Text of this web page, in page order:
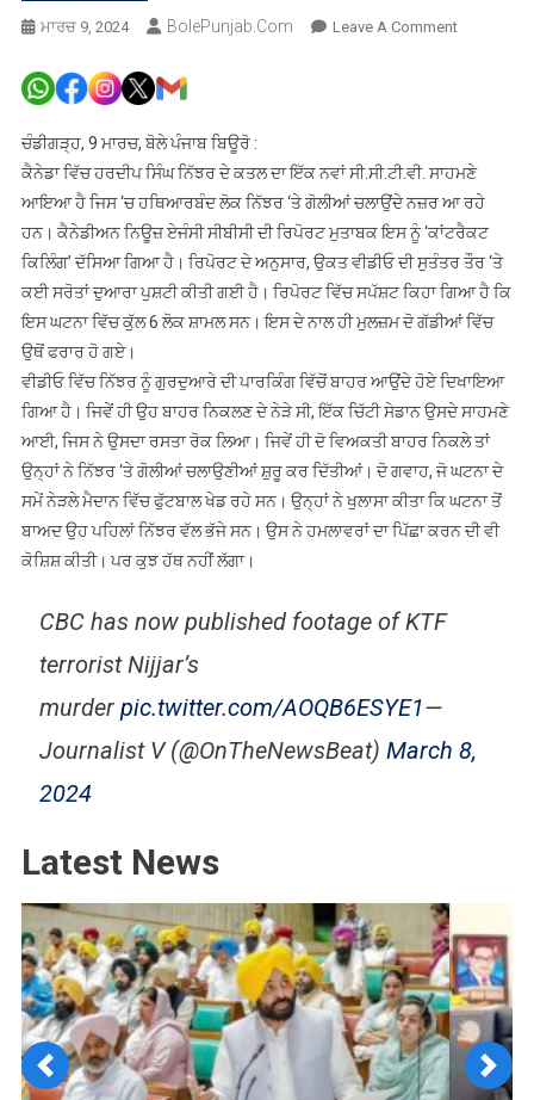
ਮਾਰਚ 9, 2024 BolePunjab.com Leave A CommentOn
‘ਚ
ਹਰਦੀਪ
ਸਿੰਘ
ਦੇ
ਕਤਲ
ਦਾ
ਵੀਡੀਓ
ਆਇਆ
ਸਾਹਮਣੇ
ਚੰਡੀਗੜ੍ਹ, 9 ਮਾਰਚ, ਬੋਲੇ ਪੰਜਾਬ ਬਿਊਰੋ :
ਕੈਨੇਡਾ ਵਿੱਚ ਹਰਦੀਪ ਸਿੰਘ ਨਿੱਝਰ ਦੇ ਕਤਲ ਦਾ ਇੱਕ ਨਵਾਂ ਸੀ.ਸੀ.ਟੀ.ਵੀ. ਸਾਹਮਣੇ
ਆਇਆ ਹੈ ਜਿਸ ‘ਚ ਹਥਿਆਰਬੰਦ ਲੋਕ ਨਿੱਝਰ ‘ਤੇ ਗੋਲੀਆਂ ਚਲਾਉਂਦੇ ਨਜ਼ਰ ਆ ਰਹੇ
ਹਨ। ਕੈਨੇਡੀਅਨ ਨਿਊਜ਼ ਏਜੰਸੀ ਸੀਬੀਸੀ ਦੀ ਰਿਪੋਰਟ ਮੁਤਾਬਕ ਇਸ ਨੂੰ ‘ਕਾਂਟਰੈਕਟ
ਕਿਲਿੰਗ’ ਦੱਸਿਆ ਗਿਆ ਹੈ। ਰਿਪੋਰਟ ਦੇ ਅਨੁਸਾਰ, ਉਕਤ ਵੀਡੀਓ ਦੀ ਸੁਤੰਤਰ ਤੌਰ ‘ਤੇ
ਕਈ ਸਰੋਤਾਂ ਦੁਆਰਾ ਪੁਸ਼ਟੀ ਕੀਤੀ ਗਈ ਹੈ। ਰਿਪੋਰਟ ਵਿੱਚ ਸਪੱਸ਼ਟ ਕਿਹਾ ਗਿਆ ਹੈ ਕਿ
ਇਸ ਘਟਨਾ ਵਿੱਚ ਕੁੱਲ 6 ਲੋਕ ਸ਼ਾਮਲ ਸਨ। ਇਸ ਦੇ ਨਾਲ ਹੀ ਮੁਲਜ਼ਮ ਦੋ ਗੱਡੀਆਂ ਵਿੱਚ
ਉਥੋਂ ਫਰਾਰ ਹੋ ਗਏ।
ਵੀਡੀਓ ਵਿੱਚ ਨਿੱਝਰ ਨੂੰ ਗੁਰਦੁਆਰੇ ਦੀ ਪਾਰਕਿੰਗ ਵਿੱਚੋਂ ਬਾਹਰ ਆਉਂਦੇ ਹੋਏ ਦਿਖਾਇਆ
ਗਿਆ ਹੈ। ਜਿਵੇਂ ਹੀ ਉਹ ਬਾਹਰ ਨਿਕਲਣ ਦੇ ਨੇੜੇ ਸੀ, ਇੱਕ ਚਿੱਟੀ ਸੇਡਾਨ ਉਸਦੇ ਸਾਹਮਣੇ
ਆਈ, ਜਿਸ ਨੇ ਉਸਦਾ ਰਸਤਾ ਰੋਕ ਲਿਆ। ਜਿਵੇਂ ਹੀ ਦੋ ਵਿਅਕਤੀ ਬਾਹਰ ਨਿਕਲੇ ਤਾਂ
ਉਨ੍ਹਾਂ ਨੇ ਨਿੱਝਰ ‘ਤੇ ਗੋਲੀਆਂ ਚਲਾਉਣੀਆਂ ਸ਼ੁਰੂ ਕਰ ਦਿੱਤੀਆਂ। ਦੋ ਗਵਾਹ, ਜੋ ਘਟਨਾ ਦੇ
ਸਮੇਂ ਨੇੜਲੇ ਮੈਦਾਨ ਵਿੱਚ ਫੁੱਟਬਾਲ ਖੇਡ ਰਹੇ ਸਨ। ਉਨ੍ਹਾਂ ਨੇ ਖੁਲਾਸਾ ਕੀਤਾ ਕਿ ਘਟਨਾ ਤੋਂ
ਬਾਅਦ ਉਹ ਪਹਿਲਾਂ ਨਿੱਝਰ ਵੱਲ ਭੱਜੇ ਸਨ। ਉਸ ਨੇ ਹਮਲਾਵਰਾਂ ਦਾ ਪਿੱਛਾ ਕਰਨ ਦੀ ਵੀ
ਕੋਸ਼ਿਸ਼ ਕੀਤੀ। ਪਰ ਕੁਝ ਹੱਥ ਨਹੀਂ ਲੱਗਾ।
CBC has now published footage of KTF
terrorist Nijjar’s
murder pic.twitter.com/AOQB6ESYE1—
Journalist V (@OnTheNewsBeat) March 8,
2024
Latest News
Previous Next